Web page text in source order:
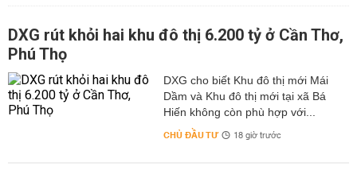
DXG rút khỏi hai khu đô thị 6.200 tỷ ở Cần Thơ,
Phú Thọ
DXG cho biết Khu đô thị mới Mái
Dầm và Khu đô thị mới tại xã Bá
Hiến không còn phù hợp với...
CHỦ ĐẦU TƯ 18 giờ trước